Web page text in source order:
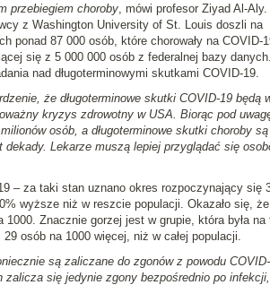
przebiegiem choroby, mówi profesor Ziyad Al-Aly.
z Washington University of St. Louis doszli na
ponad 87 000 osób, które chorowały na COVID-
się z 5 000 000 osób z federalnej bazy
nad długoterminowymi skutkami COVID-19.
że długoterminowe skutki COVID-19 będą
kryzys zdrowotny w USA. Biorąc pod
osób, a długoterminowe skutki choroby są
Lekarze muszą lepiej przyglądać się
– za taki stan uznano okres rozpoczynający się
wyższe niż w reszcie populacji. Okazało się,
Znacznie gorzej jest w grupie, która była na
osób na 1000 więcej, niż w całej populacji.
są zaliczane do zgonów z powodu
się jedynie zgony bezpośrednio po